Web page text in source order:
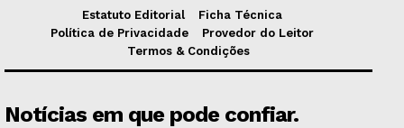
Estatuto Editorial
Ficha Técnica
Política de Privacidade
Provedor do Leitor
Termos & Condições
Notícias em que pode confiar.